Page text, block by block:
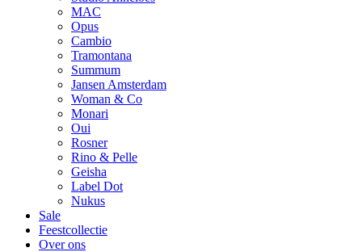
MAC
Opus
Cambio
Tramontana
Summum
Jansen Amsterdam
Woman & Co
Monari
Oui
Rosner
Rino & Pelle
Geisha
Label Dot
Nukus
Sale
Feestcollectie
Over ons